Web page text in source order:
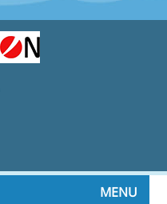
MENU